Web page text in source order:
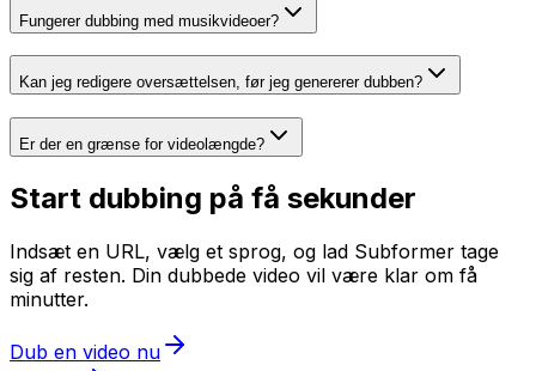
Fungerer dubbing med musikvideoer?
Kan jeg redigere oversættelsen, før jeg genererer dubben?
Er der en grænse for videolængde?
Start dubbing på få sekunder
Indsæt en URL, vælg et sprog, og lad Subformer tage
sig af resten. Din dubbede video vil være klar om få
minutter.
Dub en video nu